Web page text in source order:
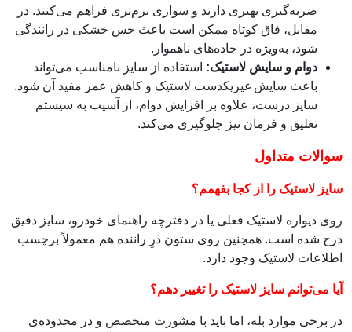
ضربه‌گیری بهتری دارند و سواری نرم‌تری فراهم می‌کنند. در
مقابل، فاق کوتاه ممکن است باعث حس خشکی در رانندگی
شود، به‌ویژه در جاده‌های ناهموار.
دوام و سایش لاستیک: استفاده از سایز نامناسب می‌تواند
باعث سایش غیریکدست لاستیک و کاهش عمر مفید آن شود.
سایز درست، علاوه بر افزایش دوام، از آسیب به سیستم
تعلیق و فرمان نیز جلوگیری می‌کند.
سوالات متداول
سایز لاستیک را از کجا بفهمم؟
روی دیواره لاستیک فعلی یا در دفترچه راهنمای خودرو، سایز دقیق
درج شده است. همچنین روی ستون درِ راننده هم معمولاً برچسب
اطلاعات لاستیک وجود دارد.
آیا می‌توانم سایز لاستیک را تغییر دهم؟
در برخی موارد بله، اما باید با مشورت متخصص و در محدوده‌ی